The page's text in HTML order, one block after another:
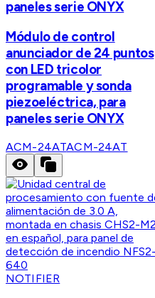
paneles serie ONYX
Módulo de control
anunciador de 24 puntos
con LED tricolor
programable y sonda
piezoeléctrica, para
paneles serie ONYX
ACM-24ATACM-24AT
NOTIFIER